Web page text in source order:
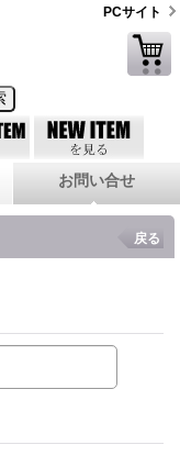
PCサイト
お問い合せ
戻る